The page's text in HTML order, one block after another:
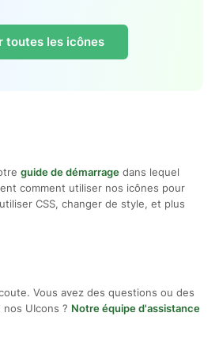
toutes les icônes
guide de démarrage dans lequel
comment utiliser nos icônes pour
CSS, changer de style, et plus
Vous avez des questions ou des
UIcons ? Notre équipe d'assistance